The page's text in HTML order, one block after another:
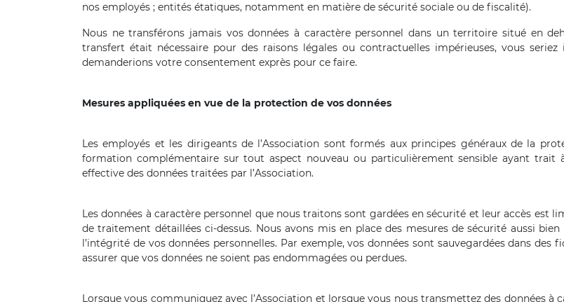
nos employés ; entités étatiques, notamment en matière de sécurité sociale ou de fiscalité).
Nous ne transférons jamais vos données à caractère personnel dans un territoire situé en
transfert était nécessaire pour des raisons légales ou contractuelles impérieuses, vous
demanderions votre consentement exprès pour ce faire.
Mesures appliquées en vue de la protection de vos données
Les employés et les dirigeants de l’Association sont formés aux principes généraux de la
formation complémentaire sur tout aspect nouveau ou particulièrement sensible ayant
effective des données traitées par l’Association.
Les données à caractère personnel que nous traitons sont gardées en sécurité et leur accès est
de traitement détaillées ci-dessus. Nous avons mis en place des mesures de sécurité aussi
l’intégrité de vos données personnelles. Par exemple, vos données sont sauvegardées dans
assurer que vos données ne soient pas endommagées ou perdues.
Lorsque vous communiquez avec l’Association et lorsque vous nous transmettez des données